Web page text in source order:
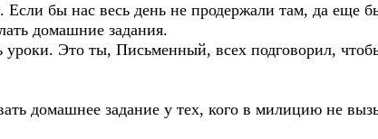
бы нас весь день не продержали там, да еще
домашние задания.
уроки. Это ты, Письменный, всех подговорил,
домашнее задание у тех, кого в милицию не